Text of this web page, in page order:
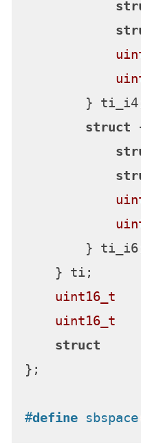
}
struct
}
    } ti;
uint16_t
uint16_t
struct
};
#define